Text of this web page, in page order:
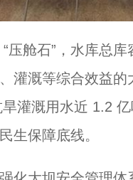
舱石”，水库总库
灌溉等综合效益
灌溉用水近 1.2
生保障底线。